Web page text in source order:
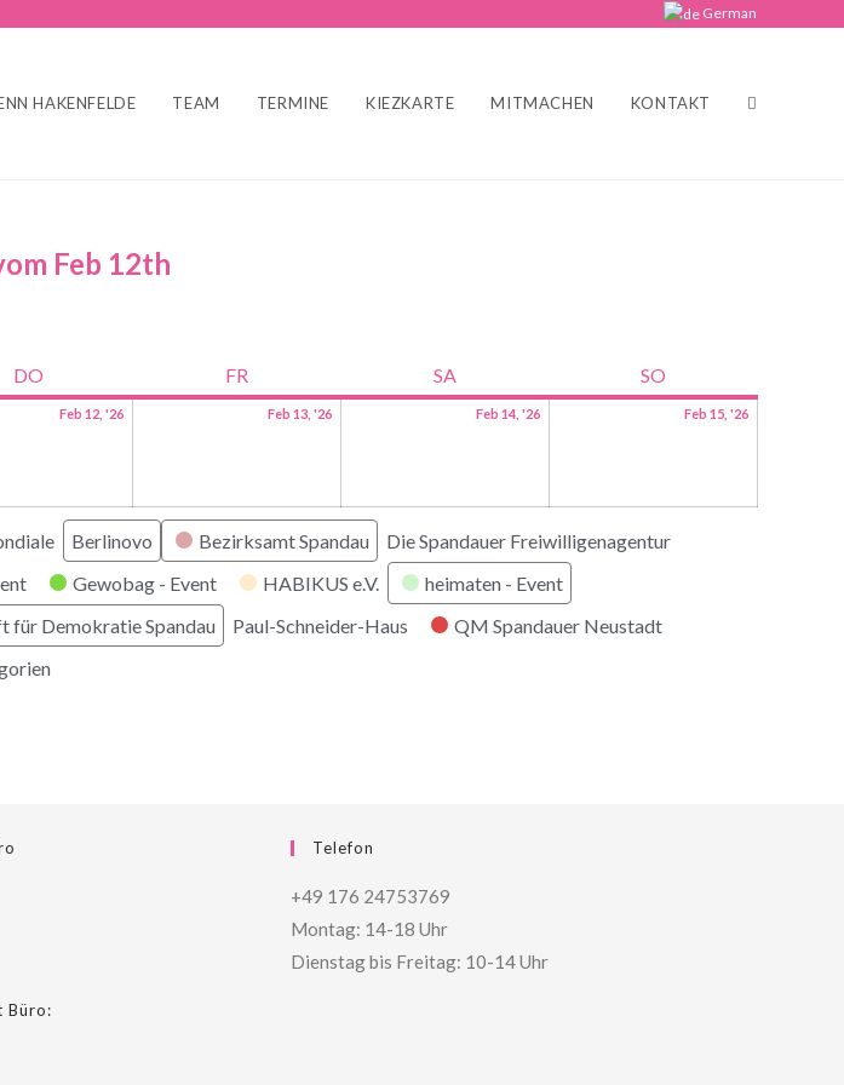
German
HAKENFELDE TEAM TERMINE KIEZKARTE MITMACHEN KONTAKT
Feb 12th
DO FR SA SO
Feb 12, '26 Feb 13, '26 Feb 14, '26 Feb 15, '26
Berlinovo Bezirksamt Spandau
Die Spandauer Freiwilligenagentur
Gewobag - Event HABIKUS e.V.
heimaten - Event
für Demokratie Spandau Paul-Schneider-Haus
QM Spandauer Neustadt
Büro:
Telefon
+49 176 24753769
Montag: 14-18 Uhr
Dienstag bis Freitag: 10-14 Uhr